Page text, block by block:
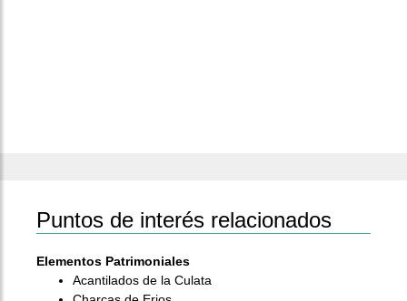
Puntos de interés relacionados
Elementos Patrimoniales
Acantilados de la Culata